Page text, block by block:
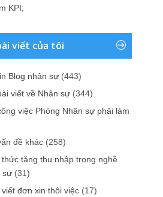
KPI;
viết của tôi
Blog nhân sự (443)
viết về Nhân sự (344)
việc Phòng Nhân sự phải làm
đề khác (258)
thức tăng thu nhập trong nghề
sự (31)
viết đơn xin thôi việc (17)